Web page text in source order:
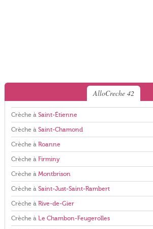
AlloCreche 42
Crèche à Saint-Étienne
Crèche à Saint-Chamond
Crèche à Roanne
Crèche à Firminy
Crèche à Montbrison
Crèche à Saint-Just-Saint-Rambert
Crèche à Rive-de-Gier
Crèche à Le Chambon-Feugerolles